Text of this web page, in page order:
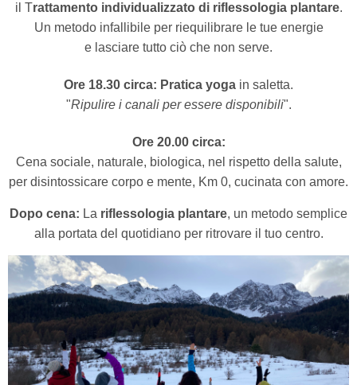
il Trattamento individualizzato di riflessologia plantare.
Un metodo infallibile per riequilibrare le tue energie
e lasciare tutto ciò che non serve.
Ore 18.30 circa: Pratica yoga in saletta.
"Ripulire i canali per essere disponibili".
Ore 20.00 circa:
Cena sociale, naturale, biologica, nel rispetto della salute,
per disintossicare corpo e mente, Km 0, cucinata con amore.
Dopo cena: La riflessologia plantare, un metodo semplice
alla portata del quotidiano per ritrovare il tuo centro.